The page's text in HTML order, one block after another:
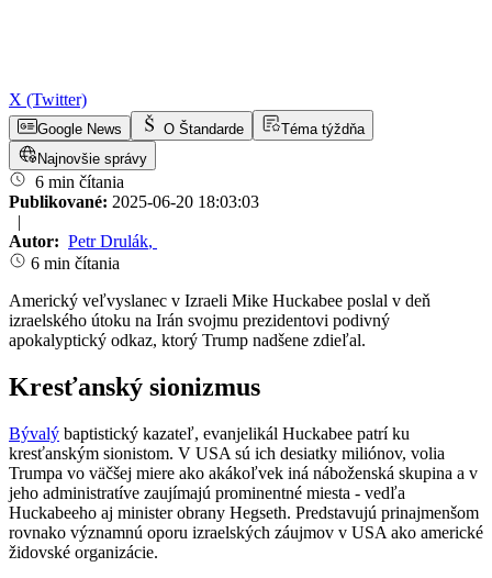
X (Twitter)
Google News O Štandarde
Téma týždňa
Najnovšie správy
6 min čítania
Publikované: 2025-06-20 18:03:03
|
Autor: Petr Drulák,
6 min čítania
Americký veľvyslanec v Izraeli Mike Huckabee poslal v deň
izraelského útoku na Irán svojmu prezidentovi podivný
apokalyptický odkaz, ktorý Trump nadšene zdieľal.
Kresťanský sionizmus
Bývalý baptistický kazateľ, evanjelikál Huckabee patrí ku
kresťanským sionistom. V USA sú ich desiatky miliónov, volia
Trumpa vo väčšej miere ako akákoľvek iná náboženská skupina a v
jeho administratíve zaujímajú prominentné miesta - vedľa
Huckabeeho aj minister obrany Hegseth. Predstavujú prinajmenšom
rovnako významnú oporu izraelských záujmov v USA ako americké
židovské organizácie.